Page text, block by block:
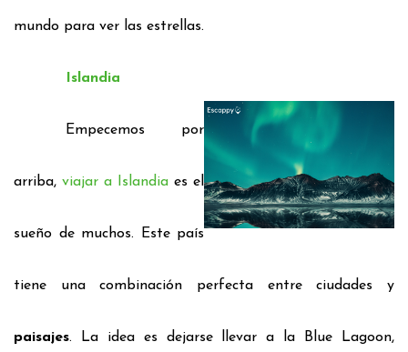
mundo para ver las estrellas.
Islandia
Empecemos por
arriba, viajar a Islandia es el
sueño de muchos. Este país
tiene una combinación perfecta entre ciudades y
paisajes. La idea es dejarse llevar a la Blue Lagoon,